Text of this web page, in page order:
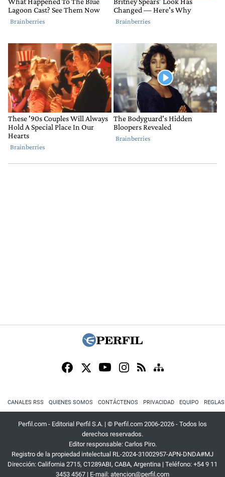
CANALES RSS QUIENES SOMOS CONTÁCTENOS PRIVACIDAD EQUIPO
Perfil.com - Editorial Perfil S.A. | © Perfil.com 2006-2026 - Todos los
derechos reservados.
Editor responsable: Carlos Piro.
Registro de la propiedad intelectual RL-2024-31002957-APN-DNDA#MJ
Dirección: California 2715, C1289ABI, CABA, Argentina | Teléfono: +54 9 11
3453 4567 | E-mail: atencion@perfil.com